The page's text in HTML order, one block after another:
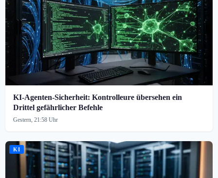
KI-Agenten-Sicherheit: Kontrolleure übersehen ein
Drittel gefährlicher Befehle
Gestern, 21:58 Uhr
KI